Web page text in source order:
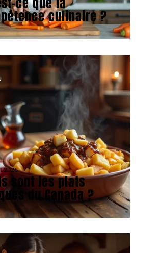
culinaire ?
2026
sont les plats
du Canada ?